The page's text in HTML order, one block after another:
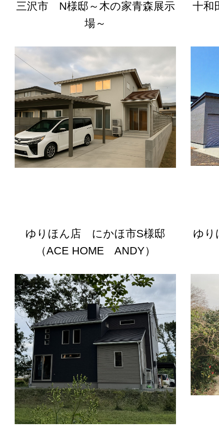
三沢市 N様邸～木の家青森展示
場～
十和
ゆりほん店 にかほ市S様邸
（ACE HOME ANDY）
ゆ